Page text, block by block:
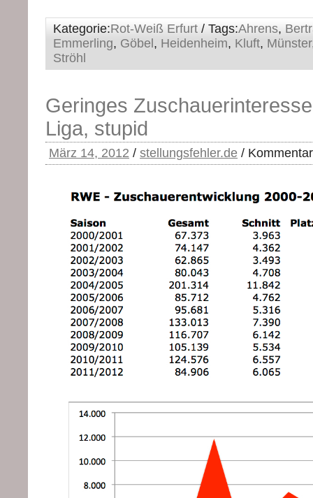
Kategorie:Rot-Weiß Erfurt / Tags:Ahrens,
Emmerling, Göbel, Heidenheim, Kluft, Münster
Ströhl
Geringes Zuschauerinteresse
Liga, stupid
März 14, 2012 / stellungsfehler.de /